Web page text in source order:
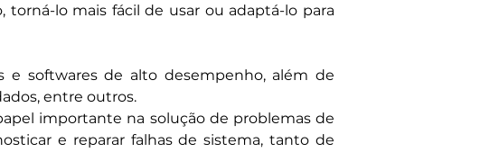
lo mais fácil de usar ou adaptá-lo para
e softwares de alto desempenho, além de
entre outros.
importante na solução de problemas de
e reparar falhas de sistema, tanto de